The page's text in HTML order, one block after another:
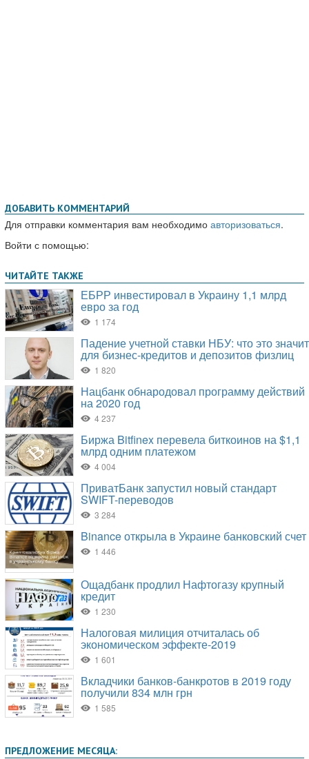
ДОБАВИТЬ КОММЕНТАРИЙ
Для отправки комментария вам необходимо авторизоваться.
Войти с помощью:
ПРЕДЛОЖЕНИЕ МЕСЯЦА: